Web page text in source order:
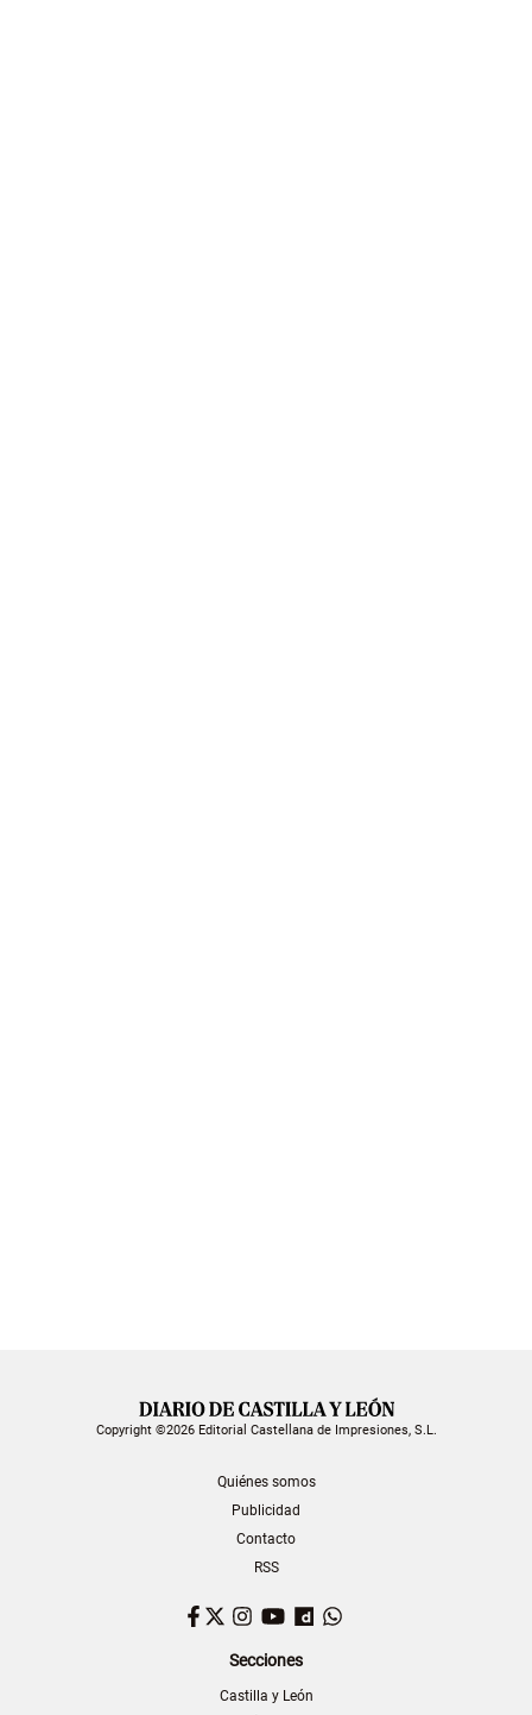
Copyright ©2026 Editorial Castellana de Impresiones, S.L.
Quiénes somos
Publicidad
Contacto
RSS
Facebook
TwitterInstagram
YouTubeDailymotion
Secciones
Castilla y León